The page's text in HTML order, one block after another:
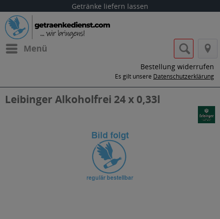
Getränke liefern lassen
Menü
Bestellung widerrufen
Es gilt unsere Datenschutzerklärung
Leibinger Alkoholfrei 24 x 0,33l